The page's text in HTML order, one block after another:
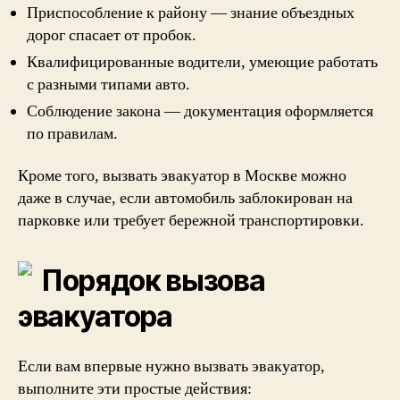
Приспособление к району — знание объездных
дорог спасает от пробок.
Квалифицированные водители, умеющие работать
с разными типами авто.
Соблюдение закона — документация оформляется
по правилам.
Кроме того, вызвать эвакуатор в Москве можно
даже в случае, если автомобиль заблокирован на
парковке или требует бережной транспортировки.
Порядок вызова
эвакуатора
Если вам впервые нужно вызвать эвакуатор,
выполните эти простые действия: